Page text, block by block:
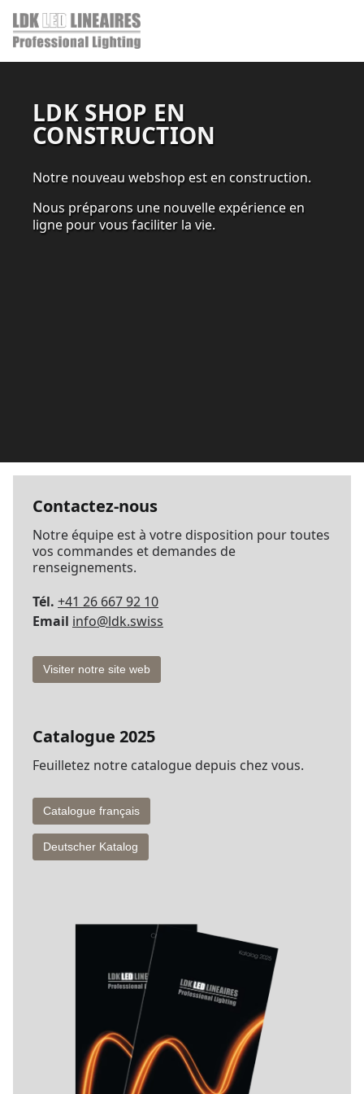
LDK SHOP EN
CONSTRUCTION
Notre nouveau webshop est en construction.
Nous préparons une nouvelle expérience en
ligne pour vous faciliter la vie.
Contactez-nous
Notre équipe est à votre disposition pour toutes
vos commandes et demandes de
renseignements.
Tél. +41 26 667 92 10
Email info@ldk.swiss
Visiter notre site web
Catalogue 2025
Feuilletez notre catalogue depuis chez vous.
Catalogue français
Deutscher Katalog